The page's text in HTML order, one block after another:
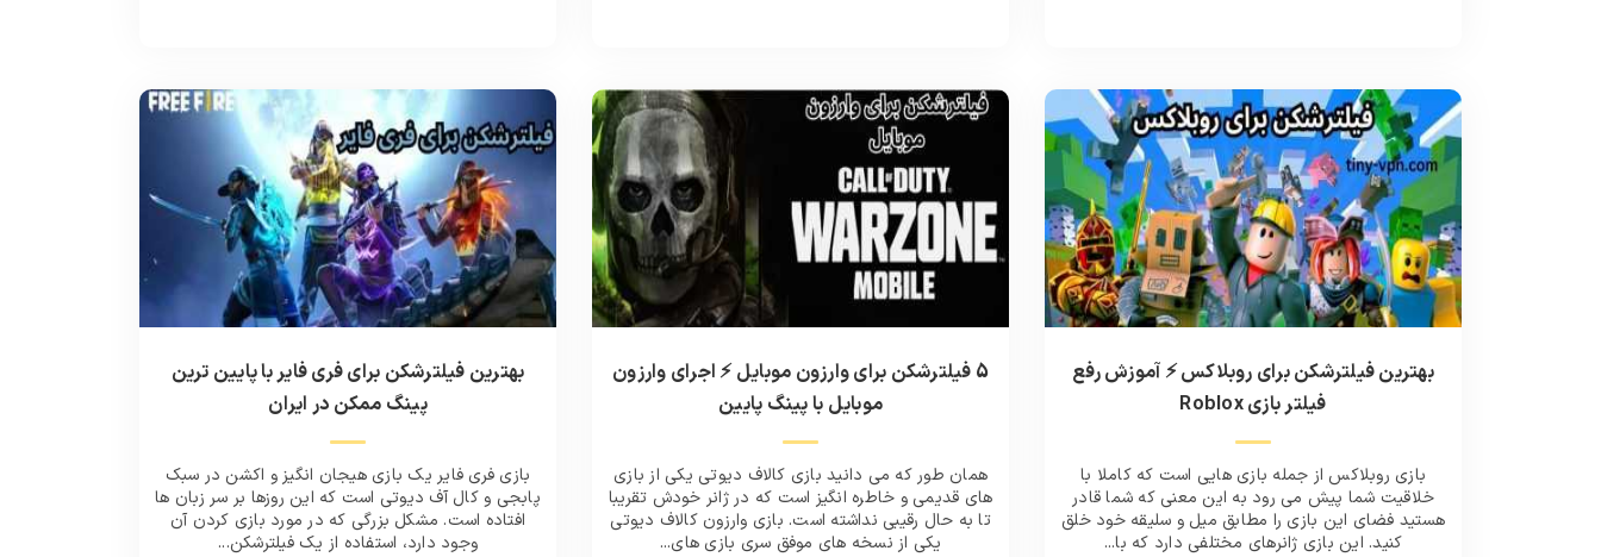
بهترین فیلترشکن برای روبلاکس ⚡️ آموزش رفع
فیلتر بازی Roblox
بازی روبلاکس از جمله بازی هایی است که کاملا با
خلاقیت شما پیش می رود به این معنی که شما قادر
هستید فضای این بازی را مطابق میل و سلیقه خود خلق
کنید. این بازی ژانرهای مختلفی دارد که با...
5 فیلترشکن برای وارزون موبایل ⚡️ اجرای وارزون
موبایل با پینگ پایین
همان طور که می دانید بازی کالاف دیوتی یکی از بازی
های قدیمی و خاطره انگیز است که در ژانر خودش تقریبا
تا به حال رقیبی نداشته است. بازی وارزون کالاف دیوتی
یکی از نسخه‌ های موفق سری بازی‌ های...
بهترین فیلترشکن برای فری فایر با پایین ترین
پینگ ممکن در ایران
بازی فری فایر یک بازی هیجان انگیز و اکشن در سبک
پابجی و کال آف دیوتی است که این روزها بر سر زبان ها
افتاده است. مشکل بزرگی که در مورد بازی کردن آن
وجود دارد، استفاده از یک فیلترشکن...